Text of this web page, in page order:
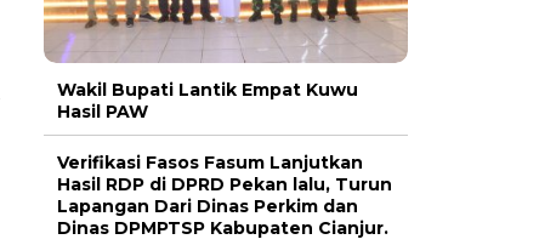
Wakil Bupati Lantik Empat Kuwu
Hasil PAW
Verifikasi Fasos Fasum Lanjutkan
Hasil RDP di DPRD Pekan lalu, Turun
Lapangan Dari Dinas Perkim dan
Dinas DPMPTSP Kabupaten Cianjur.